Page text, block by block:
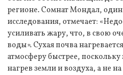
регионе. Сомнат Мондал, один
исследования, отмечает:
усиливать жару, что, в свою
воды». Сухая почва
атмосферу быстрее,
нагрев земли и воздуха, а не